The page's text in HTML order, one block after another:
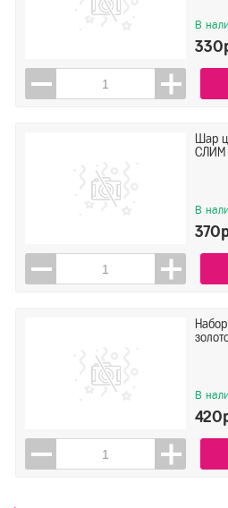
В
Шар
СЛИМ
В
В